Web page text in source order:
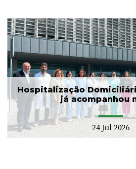
Hospitalização
já acompanhou
24 Jul 2026